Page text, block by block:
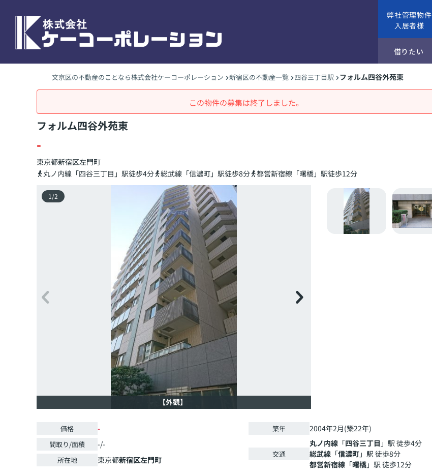
弊社管理物件
入居者様
借りたい
文京区の不動産のことなら株式会社ケーコーポレーション 新宿区の不動産一覧 四谷三丁目駅 フォルム四谷外苑東
この物件の募集は終了しました。
フォルム四谷外苑東
-
東京都新宿区左門町
丸ノ内線「四谷三丁目」駅徒歩4分
総武線「信濃町」駅徒歩8分 都営新宿線「曙橋」駅徒歩12分
1 /2
【外観】
価格 -
間取り/面積 -/-
所在地 東京都新宿区左門町
築年 2004年2月(築22年)
交通
丸ノ内線 「四谷三丁目 」駅 徒歩4分
総武線 「信濃町」駅 徒歩8分
都営新宿線 「曙橋」駅 徒歩12分